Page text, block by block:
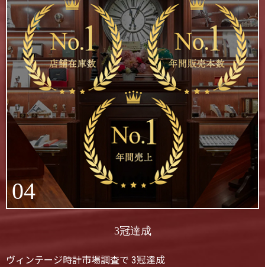
04
3冠達成
ヴィンテージ時計市場調査で 3冠達成